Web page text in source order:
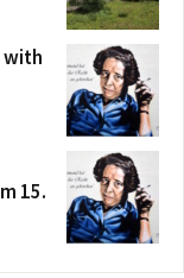
with
15.